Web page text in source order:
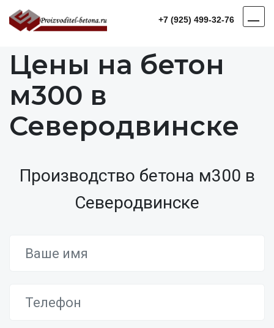
+7 (925) 499-32-76
Цены на бетон
м300 в
Северодвинске
Производство бетона м300 в
Северодвинске